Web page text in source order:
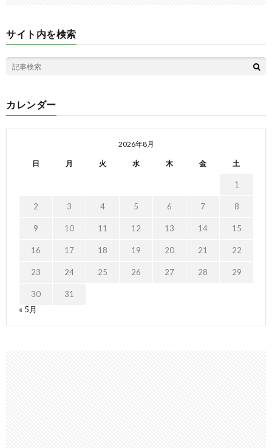
サイト内を検索
カレンダー
2026年8月
日 月 火 水 木 金 土
1
2 3 4 5 6 7 8
9 10 11 12 13 14 15
16 17 18 19 20 21 22
23 24 25 26 27 28 29
30
31
« 5月